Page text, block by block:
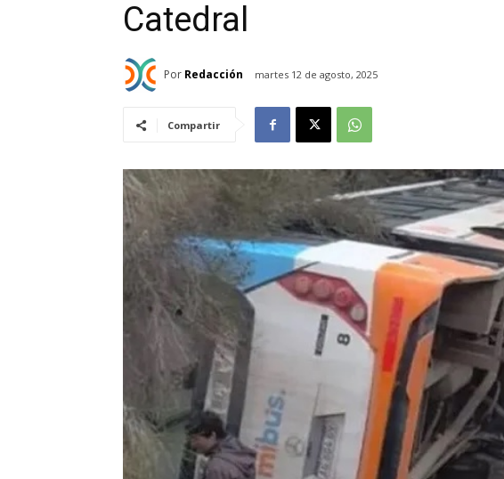
Catedral
Por Redacción martes 12 de agosto, 2025
Compartir